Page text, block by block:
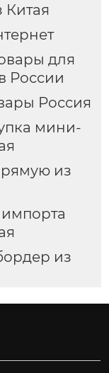
Китая
для
России
Россия
мини-
из
импорта
из